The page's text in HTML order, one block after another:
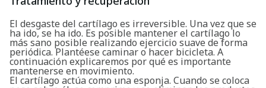
El desgaste del cartílago es irreversible. Una vez que se
ha ido, se ha ido. Es posible mantener el cartílago lo
más sano posible realizando ejercicio suave de forma
periódica. Plantéese caminar o hacer bicicleta. A
continuación explicaremos por qué es importante
mantenerse en movimiento.
El cartílago actúa como una esponja. Cuando se coloca